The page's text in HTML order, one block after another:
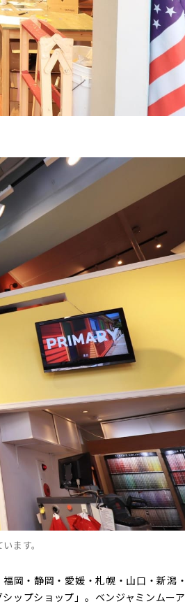
ます。
岡・静岡・愛媛・札幌・山口・新潟・
ップショップ」。ベンジャミンムーア